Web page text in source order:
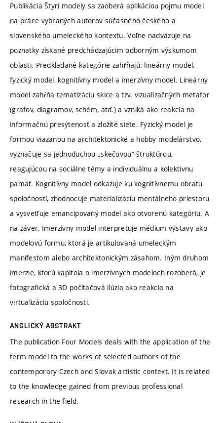
Publikácia Štyri modely sa zaoberá aplikáciou pojmu model
na práce vybraných autorov súčasného českého a
slovenského umeleckého kontextu. Voľne nadväzuje na
poznatky získané predchádzajúcim odborným výskumom
oblasti. Predkladané kategórie zahŕňajú: lineárny model,
fyzický model, kognitívny model a imerzívny model. Lineárny
model zahŕňa tematizáciu skice a tzv. vizualizačných metafor
(grafov, diagramov, schém, atď.) a vzniká ako reakcia na
informačnú presýtenosť a zložité siete. Fyzický model je
formou viazanou na architektonické a hobby modelárstvo,
vyznačuje sa jednoduchou „skečovou“ štruktúrou,
reagujúcou na sociálne témy a individuálnu a kolektívnu
pamäť. Kognitívny model odkazuje ku kognitívnemu obratu
spoločnosti, zhodnocuje materializáciu mentálneho priestoru
a vysvetľuje emancipovaný model ako otvorenú kategóriu. A
na záver, Imerzívny model interpretuje médium výstavy ako
modelovú formu, ktorá je artikulovaná umeleckým
manifestom alebo architektonickým zásahom. Iným druhom
imerzie, ktorú kapitola o imerzívnych modeloch rozoberá, je
fotografická a 3D počítačová ilúzia ako reakcia na
virtualizáciu spoločnosti.
ANGLICKÝ ABSTRAKT
The publication Four Models deals with the application of the
term model to the works of selected authors of the
contemporary Czech and Slovak artistic context. It is related
to the knowledge gained from previous professional
research in the field.